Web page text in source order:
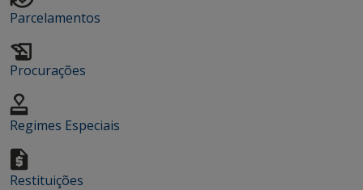
Parcelamentos
Procurações
Regimes Especiais
Restituições